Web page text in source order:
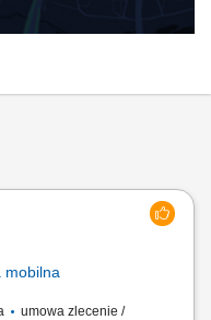
mobilna
umowa zlecenie /